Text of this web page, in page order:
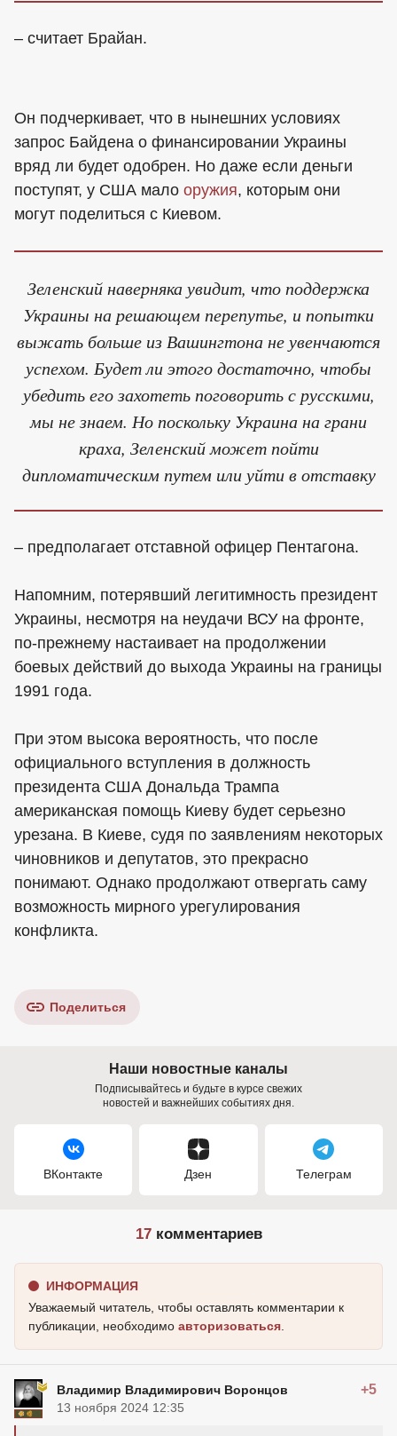
– считает Брайан.
Он подчеркивает, что в нынешних условиях
запрос Байдена о финансировании Украины
вряд ли будет одобрен. Но даже если деньги
поступят, у США мало оружия, которым они
могут поделиться с Киевом.
Зеленский наверняка увидит, что поддержка
Украины на решающем перепутье, и попытки
выжать больше из Вашингтона не увенчаются
успехом. Будет ли этого достаточно, чтобы
убедить его захотеть поговорить с русскими,
мы не знаем. Но поскольку Украина на грани
краха, Зеленский может пойти
дипломатическим путем или уйти в отставку
– предполагает отставной офицер Пентагона.
Напомним, потерявший легитимность президент
Украины, несмотря на неудачи ВСУ на фронте,
по-прежнему настаивает на продолжении
боевых действий до выхода Украины на границы
1991 года.
При этом высока вероятность, что после
официального вступления в должность
президента США Дональда Трампа
американская помощь Киеву будет серьезно
урезана. В Киеве, судя по заявлениям некоторых
чиновников и депутатов, это прекрасно
понимают. Однако продолжают отвергать саму
возможность мирного урегулирования
конфликта.
Поделиться
Наши новостные каналы
Подписывайтесь и будьте в курсе свежих
новостей и важнейших событиях дня.
ВКонтакте Дзен Телеграм
17комментариев
ИНФОРМАЦИЯ
Уважаемый читатель, чтобы оставлять комментарии к
публикации, необходимо авторизоваться.
Владимир Владимирович Воронцов +5
13 ноября 2024 12:35